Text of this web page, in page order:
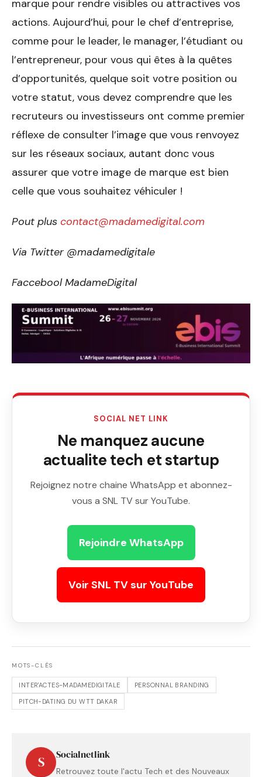
marque pour rendre visibles ou attractives vos
actions. Aujourd’hui, pour le chef d’entreprise,
comme pour le leader, le manager, l’étudiant ou
l’entrepreneur, pour vous qui êtes à la quêtes
d’opportunités, quelque soit votre position ou
votre statut, vous devez comprendre que les
recruteurs ou investisseurs ont comme premier
réflexe de consulter l’image que vous renvoyez
sur les réseaux sociaux, autant donc vous
assurer que votre image de marque est bien
celle que vous souhaitez véhiculer !
Pout plus contact@madamedigital.com
Via Twitter @madamedigitale
Faccebool MadameDigital
SOCIAL NET LINK
Ne manquez aucune
actualite tech et startup
Rejoignez notre chaine WhatsApp et abonnez-
vous a SNL TV sur YouTube.
Rejoindre WhatsApp
Voir SNL TV sur YouTube
MOTS-CLÉS
INTER'ACTES-MADAMEDIGITALE
PERSONNAL BRANDING
PITCH-DATING DU WTT DAKAR
S Socialnetlink
Retrouvez toute l'actu Tech et des Nouveaux